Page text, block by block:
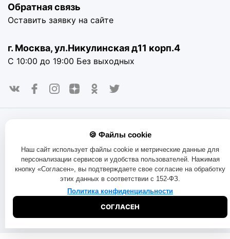
Обратная связь
Оставить заявку на сайте
г. Москва, ул.Никулинская д11 корп.4
С 10:00 до 19:00 Без выходных
использует куки-файлы и другие технологии, чтобы помочь
вам в навигации, а также предоставить лучший
пользовательский опыт, анализировать использование
наших продуктов и услуг, повысить качество рекламных и
маркетинговых активностей. Если Вы не хотите, чтобы
Ваши пользовательские данные обрабатывались,
пожалуйста, ограничьте их использование в своём
браузере.
Договор оферта
Обмен и возврат товара
🍪 Файлы cookie
Наш сайт использует файлы cookie и метрические данные для
персонализации сервисов и удобства пользователей. Нажимая
кнопку «Согласен», вы подтверждаете свое согласие на обработку
этих данных в соответствии с 152-ФЗ.
Политика конфиденциальности
СОГЛАСЕН